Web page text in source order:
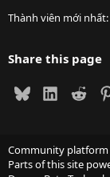
Thành viên mới nhất
Share this page
BlueskyLinkedIn
Community platform
Parts of this site